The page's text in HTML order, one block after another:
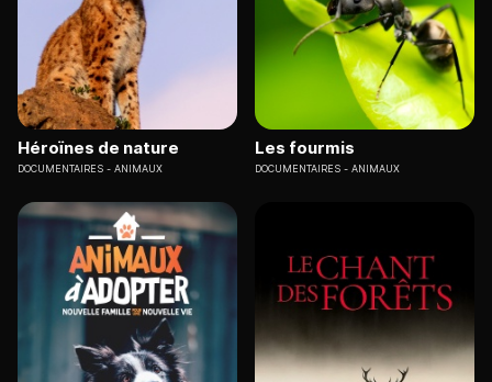
Héroïnes de nature
DOCUMENTAIRES ANIMAUX
Les fourmis
DOCUMENTAIRES ANIMAUX